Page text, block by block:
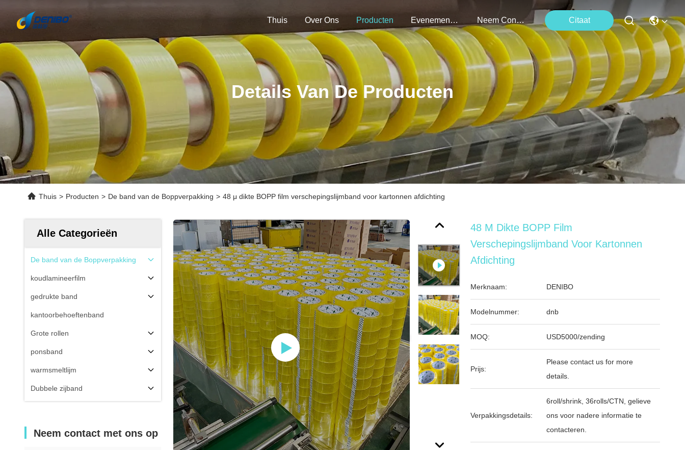
Thuis Over Ons Producten Evenementen Neem Contact Met Ons Op Citaat
Details Van De Producten
Thuis > Producten > De band van de Boppverpakking > 48 μ dikte BOPP film verschepingslijmband voor kartonnen afdichting
Alle Categorieën
De band van de Boppverpakking
koudlamineerfilm
gedrukte band
kantoorbehoeftenband
Grote rollen
ponsband
warmsmeltlijm
Dubbele zijband
Neem contact met ons op
48 Μ Dikte BOPP Film
Verschepingslijmband Voor Kartonnen
Afdichting
Merknaam: DENIBO
Modelnummer: dnb
MOQ: USD5000/zending
Prijs:
Please contact us for more
details.
Verpakkingsdetails:
6roll/shrink, 36rolls/CTN, gelieve
ons voor nadere informatie te
contacteren.